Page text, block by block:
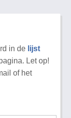
in de lijst
Let op!
of het